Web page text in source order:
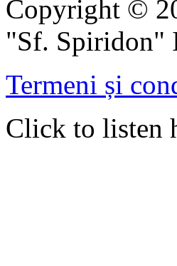
Copyright ©
"Sf. Spiridon"
Termeni și
Click to listen